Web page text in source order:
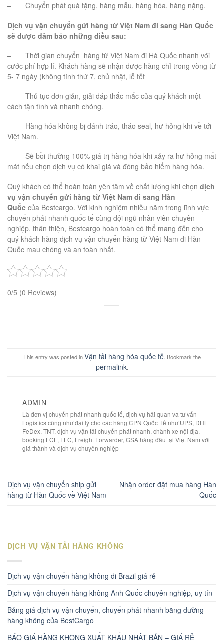
– Chuyển phát quà tặng, hàng mẫu, hàng hóa, hàng nặng.
Dịch vụ vận chuyển gửi hàng từ Việt Nam đi sang Hàn Quốc
sẽ được đảm bảo những điều sau:
– Thời gian chuyển hàng từ Việt Nam đi Hà Quốc nhanh với
cước phí hợp lí. Khách hàng sẽ nhận được hàng chỉ trong vòng từ
5- 7 ngày (không tính thứ 7, chủ nhật, lễ tết
– Thủ tục đơn giản, giải đáp thắc mắc của quý khách một
cách tận tình và nhanh chóng.
– Hàng hóa không bị đánh tráo, tháo seal, hư hỏng khi về tới
Việt Nam.
– Sẽ bồi thường 100% giá trị hàng hóa khi xảy ra hư hỏng mất
mát nếu chọn dịch vụ có khai giá và đóng bảo hiểm hàng hóa.
Quý khách có thể hoàn toàn yên tâm về chất lượng khi chọn dịch
vụ vận chuyển gửi hàng từ Việt Nam đi sang Hàn
Quốc của Bestcargo. Với kinh nghiệm nhiều năm trong lĩnh vực
chuyển phát nhanh quốc tế cùng đội ngũ nhân viên chuyên
nghiệp, thân thiện, Bestcargo hoàn toàn có thể mang đến cho
quý khách hàng dịch vụ vận chuyển hàng từ Việt Nam đi Hàn
Quốc mau chóng và an toàn nhất.
0/5 (0 Reviews)
This entry was posted inVận tải hàng hóa quốc tế. Bookmark the
permalink.
ADMIN
Là đơn vị chuyển phát nhanh quốc tế, dịch vụ hải quan va tư vấn
Logistics cũng như đại lý cho các hãng CPN Quốc Tế như UPS, DHL
FeDex, TNT, dịch vụ vận tải chuyển phát nhanh, chành xe nội địa,
booking LCL, FLC, Freight Forwarder, GSA hàng đầu tại Việt Nam với
giá thành và dịch vụ chuyên nghiệp
Dịch vụ vận chuyển ship gửi
hàng từ Hàn Quốc về Việt Nam
Nhận order đặt mua hàng Hàn
Quốc
DỊCH VỤ VẬN TẢI HÀNG KHÔNG
Dịch vụ vận chuyển hàng không đi Brazil giá rẻ
Dịch vụ vận chuyển hàng không Anh Quốc chuyên nghiệp, uy tín
Bảng giá dịch vụ vận chuyển, chuyển phát nhanh bằng đường
hàng không của BestCargo
BÁO GIÁ HÀNG KHÔNG XUẤT KHẨU NHẬT BẢN – GIÁ RẺ